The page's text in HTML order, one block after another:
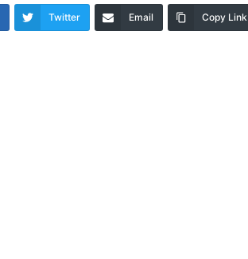
Twitter Email Copy Link